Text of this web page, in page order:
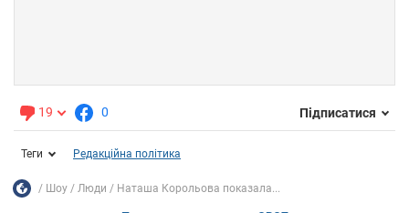
19 0 Підписатися
Теги Редакційна політика
Шоу Люди Наташа Корольова показала...